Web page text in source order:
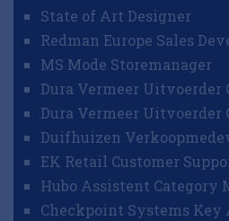
State of Art Designer
Redman Europe Sales
MS Mode Storemanager
Dura Vermeer Uitvoerder
Dura Vermeer Uitvoerder
Duifhuizen
EK Retail Customer
Hubo Assistent Category